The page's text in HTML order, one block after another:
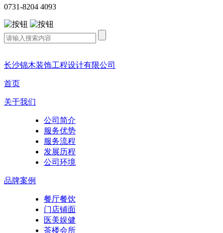
0731-8204 4093
长沙锦木装饰工程设计有限公司
首页
关于我们
公司简介
服务优势
服务流程
发展历程
公司环境
品牌案例
餐厅餐饮
门店铺面
医美娱健
茶楼会所